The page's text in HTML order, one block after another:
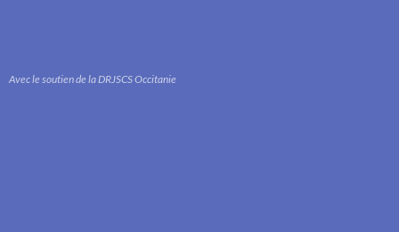
Avec le soutien de la DRJSCS Occitanie